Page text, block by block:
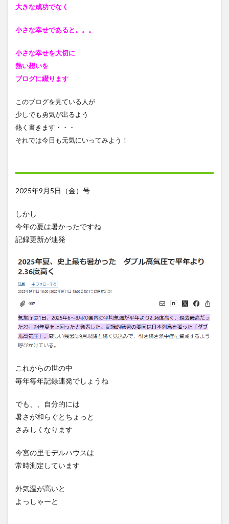
大きな成功でなく
小さな幸せであると。。。
小さな幸せを大切に
熱い想いを
ブログに綴ります
このブログを見ている人が
少しでも勇気が出るよう
熱く書きます・・・
それでは今日も元気にいってみよう！
2025年9月5日（金）号
しかし
今年の夏は暑かったですね
記録更新が連発
これからの世の中
毎年毎年記録連発でしょうね
でも、、自分的には
暑さが和らぐとちょっと
さみしくなります
今宮の里モデルハウスは
常時測定しています
外気温が高いと
よっしゃーと